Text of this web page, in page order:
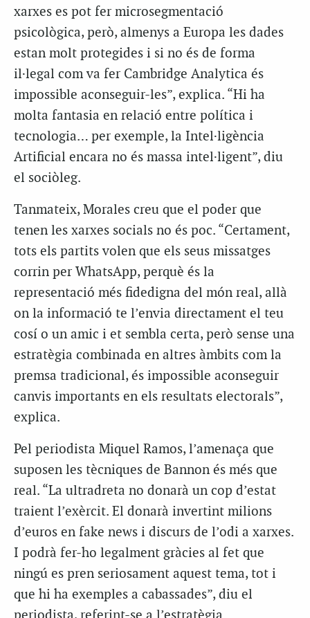
xarxes es pot fer microsegmentació
psicològica, però, almenys a Europa les dades
estan molt protegides i si no és de forma
il·legal com va fer Cambridge Analytica és
impossible aconseguir-les”, explica. “Hi ha
molta fantasia en relació entre política i
tecnologia… per exemple, la Intel·ligència
Artificial encara no és massa intel·ligent”, diu
el sociòleg.
Tanmateix, Morales creu que el poder que
tenen les xarxes socials no és poc. “Certament,
tots els partits volen que els seus missatges
corrin per WhatsApp, perquè és la
representació més fidedigna del món real, allà
on la informació te l’envia directament el teu
cosí o un amic i et sembla certa, però sense una
estratègia combinada en altres àmbits com la
premsa tradicional, és impossible aconseguir
canvis importants en els resultats electorals”,
explica.
Pel periodista Miquel Ramos, l’amenaça que
suposen les tècniques de Bannon és més que
real. “La ultradreta no donarà un cop d’estat
traient l’exèrcit. El donarà invertint milions
d’euros en fake news i discurs de l’odi a xarxes.
I podrà fer-ho legalment gràcies al fet que
ningú es pren seriosament aquest tema, tot i
que hi ha exemples a cabassades”, diu el